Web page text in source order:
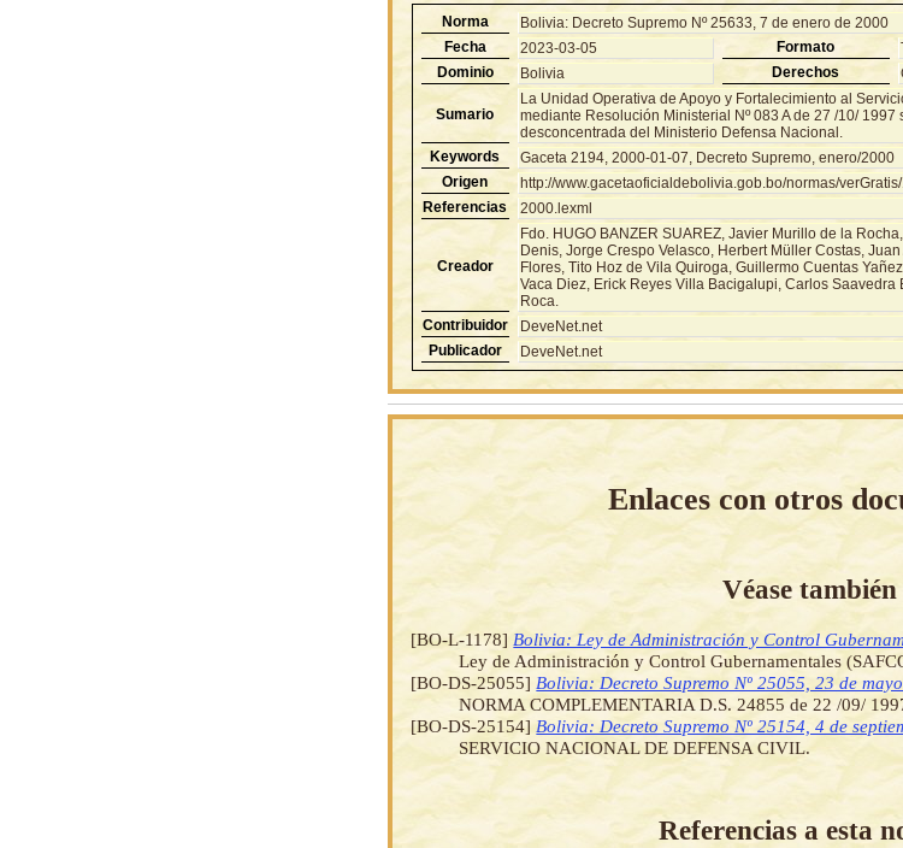
Norma
Bolivia: Decreto Supremo Nº 25633, 7 de enero de 2000
Fecha
2023-03-05 Formato
Dominio
Bolivia Derechos
Sumario
La Unidad Operativa de Apoyo y Fortalecimiento al
mediante Resolución Ministerial Nº 083 A de 27 /10/
desconcentrada del Ministerio Defensa Nacional.
Keywords
Gaceta 2194, 2000-01-07, Decreto Supremo, enero/2000
Origen
http://www.gacetaoficialdebolivia.gob.bo/normas/
Referencias
2000.lexml
Creador
Fdo. HUGO BANZER SUAREZ, Javier Murillo de la
Denis, Jorge Crespo Velasco, Herbert Müller Costas,
Flores, Tito Hoz de Vila Quiroga, Guillermo Cuentas
Vaca Diez, Erick Reyes Villa Bacigalupi, Carlos
Roca.
Contribuidor
DeveNet.net
Publicador
DeveNet.net
Enlaces con otros
Véase también
[BO-L-1178] Bolivia: Ley de Administración y Control
Ley de Administración y Control Gubernamentales
[BO-DS-25055] Bolivia: Decreto Supremo Nº 25055, 23 de
NORMA COMPLEMENTARIA D.S. 24855 de 22 /09/
[BO-DS-25154]Bolivia: Decreto Supremo Nº 25154, 4 de
SERVICIO NACIONAL DE DEFENSA CIVIL.
Referencias a esta